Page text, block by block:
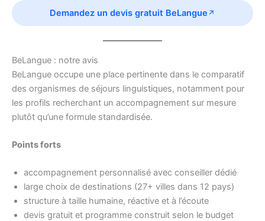
Demandez un devis gratuit BeLangue
BeLangue : notre avis
BeLangue occupe une place pertinente dans le comparatif
des organismes de séjours linguistiques, notamment pour
les profils recherchant un accompagnement sur mesure
plutôt qu’une formule standardisée.
Points forts
accompagnement personnalisé avec conseiller dédié
large choix de destinations (27+ villes dans 12 pays)
structure à taille humaine, réactive et à l’écoute
devis gratuit et programme construit selon le budget